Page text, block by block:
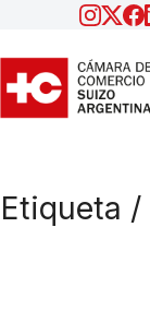
Etiqueta /